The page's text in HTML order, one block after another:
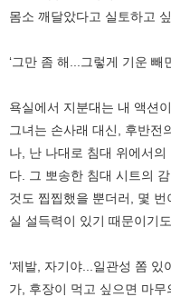
몸소 깨달았다고 실토하고
‘그만 좀 해...그렇게 기운 빼
욕실에서 지분대는 내 액션
그녀는 손사래 대신, 후반전
나, 난 나대로 침대 위에서
다. 그 뽀송한 침대 시트의
것도 찝찝했을 뿐더러, 몇
실 설득력이 있기 때문이기
‘제발, 자기야...일관성 쫌 있
가, 후장이 먹고 싶으면 마